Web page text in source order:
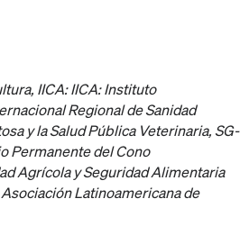
, IICA: IICA: Instituto
Regional de Sanidad
y la Salud Pública Veterinaria, SG-
Permanente del Cono
Agrícola y Seguridad Alimentaria
Asociación Latinoamericana de